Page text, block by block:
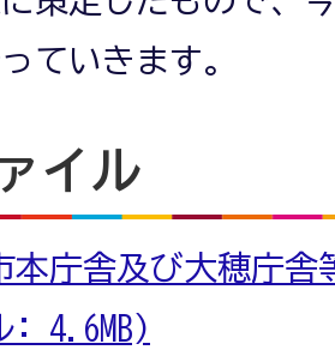
ていきます。
イル
本庁舎及び大穂庁舎
: 4.6MB)